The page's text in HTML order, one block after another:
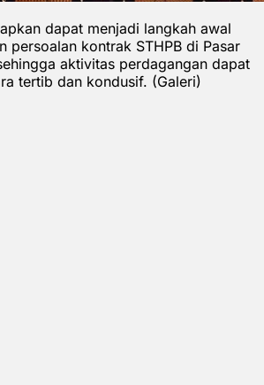
dapat menjadi langkah awal
persoalan kontrak STHPB di Pasar
aktivitas perdagangan dapat
tertib dan kondusif. (Galeri)